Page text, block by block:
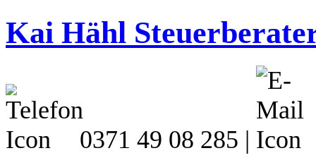
Kai Hähl
0371 49 08 285 |